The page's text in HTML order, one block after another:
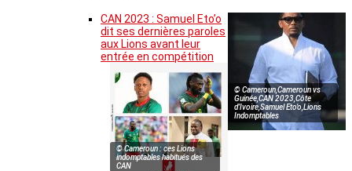
© Cameroun,Cameroun vs
Guinée,CAN 2023,Côte
d’Ivoire,Samuel Eto’o,Lions
Indomptables
CAN 2023 : Samuel Eto’o
dit ses dernières paroles
aux Lions avant leur
entrée en compétition
© Cameroun : ces Lions
indomptables habitués des
CAN